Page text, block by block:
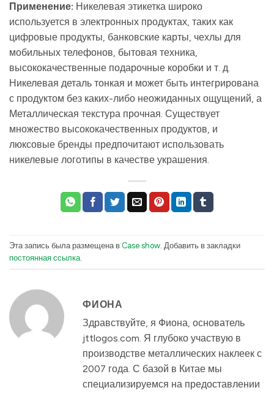
Применение: Никелевая этикетка широко
используется в электронных продуктах, таких как
цифровые продукты, банковские карты, чехлы для
мобильных телефонов, бытовая техника,
высококачественные подарочные коробки и т. д.
Никелевая деталь тонкая и может быть интегрирована
с продуктом без каких-либо неожиданных ощущений, а
Металлическая текстура прочная. Существует
множество высококачественных продуктов, и
люксовые бренды предпочитают использовать
никелевые логотипы в качестве украшения.
Эта запись была размещена в Case show . Добавить в закладки
постоянная ссылка
ФИОНА
Здравствуйте, я Фиона, основатель
jttlogos.com. Я глубоко участвую в
производстве металлических наклеек с
2007 года. С базой в Китае мы
специализируемся на предоставлении